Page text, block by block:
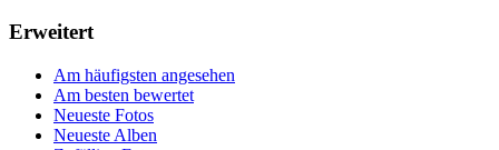
Erweitert
Am häufigsten angesehen
Am besten bewertet
Neueste Fotos
Neueste Alben